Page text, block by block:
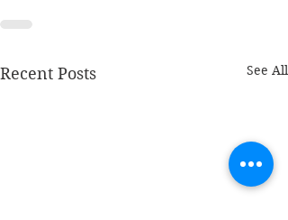
Recent Posts See All